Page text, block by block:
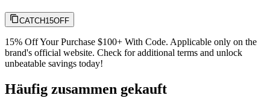
CATCH15OFF
15% Off Your Purchase $100+ With Code. Applicable only on the
brand's official website. Check for additional terms and unlock
unbeatable savings today!
Häufig zusammen gekauft